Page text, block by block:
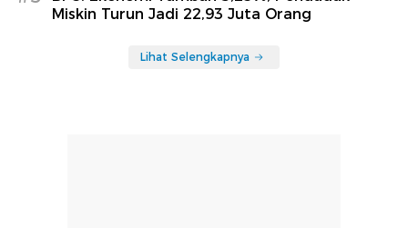
Miskin Turun Jadi 22,93 Juta Orang
Lihat Selengkapnya